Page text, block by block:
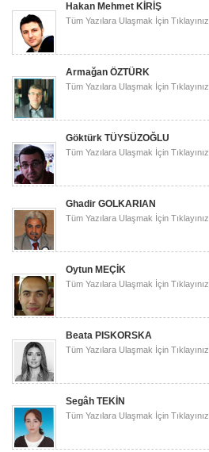
Hakan Mehmet KİRİŞ
Tüm Yazılara Ulaşmak İçin Tıklayınız.
Armağan ÖZTÜRK
Tüm Yazılara Ulaşmak İçin Tıklayınız.
Göktürk TÜYSÜZOĞLU
Tüm Yazılara Ulaşmak İçin Tıklayınız.
Ghadir GOLKARIAN
Tüm Yazılara Ulaşmak İçin Tıklayınız.
Oytun MEÇİK
Tüm Yazılara Ulaşmak İçin Tıklayınız.
Beata PISKORSKA
Tüm Yazılara Ulaşmak İçin Tıklayınız.
Segâh TEKİN
Tüm Yazılara Ulaşmak İçin Tıklayınız.